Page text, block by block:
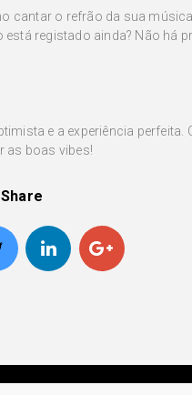
cantar o refrão da sua
está registado ainda? Não há
e a experiência perfeita.
as boas vibes!
Share